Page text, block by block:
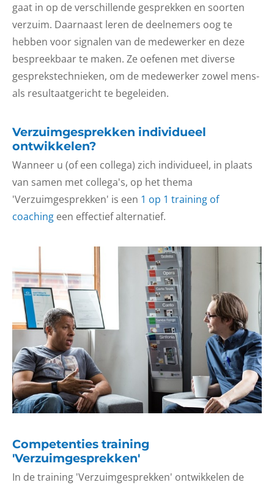
gaat in op de verschillende gesprekken en soorten
verzuim. Daarnaast leren de deelnemers oog te
hebben voor signalen van de medewerker en deze
bespreekbaar te maken. Ze oefenen met diverse
gesprekstechnieken, om de medewerker zowel mens-
als resultaatgericht te begeleiden.
Verzuimgesprekken individueel
ontwikkelen?
Wanneer u (of een collega) zich individueel, in plaats
van samen met collega's, op het thema
'Verzuimgesprekken' is een 1 op 1 training of
coaching een effectief alternatief.
Competenties training
'Verzuimgesprekken'
In de training 'Verzuimgesprekken' ontwikkelen de